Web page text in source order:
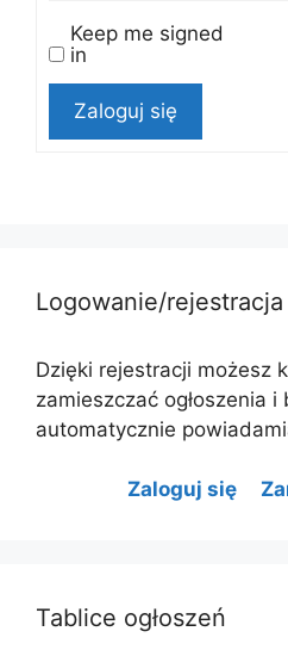
Keep me signed
in
Zaloguj się
Logowanie/rejestracja
Dzięki rejestracji możesz
zamieszczać ogłoszenia i
automatycznie
Zaloguj się
Tablice ogłoszeń